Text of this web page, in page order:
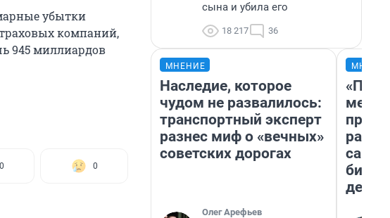
убытки
компаний,
945 миллиардов
0 0
сына и убила его
18 217 36
МНЕНИЕ
Наследие, которое
чудом не развалилось:
транспортный эксперт
разнес миф о «вечных»
советских дорогах
Олег Арефьев